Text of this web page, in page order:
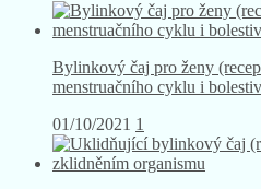
Bylinkový čaj pro ženy
menstruačního cyklu i
01/10/2021 1